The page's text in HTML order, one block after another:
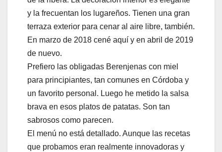
y la frecuentan los lugareños. Tienen una gran
terraza exterior para cenar al aire libre, también.
En marzo de 2018 cené aquí y en abril de 2019
de nuevo.
Prefiero las obligadas Berenjenas con miel
para principiantes, tan comunes en Córdoba y
un favorito personal. Luego he metido la salsa
brava en esos platos de patatas. Son tan
sabrosos como parecen.
El menú no está detallado. Aunque las recetas
que probamos eran realmente innovadoras y